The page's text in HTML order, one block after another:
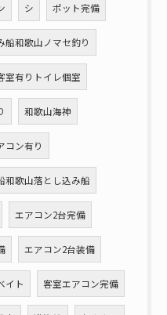
シ ポット完備
船和歌山ノマセ釣り
室有りトイレ個室
和歌山海神
コン有り
和歌山落とし込み船
エアコン2台完備
エアコン2台装備
イト 客室エアコン完備